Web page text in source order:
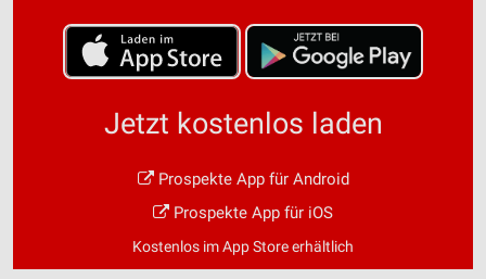
Jetzt kostenlos laden
Prospekte App für Android
Prospekte App für iOS
Kostenlos im App Store erhältlich